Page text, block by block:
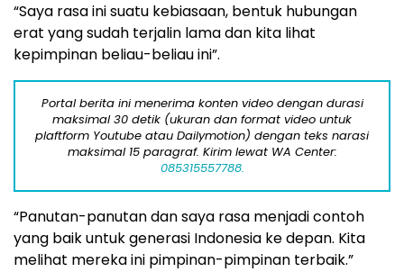
“Saya rasa ini suatu kebiasaan, bentuk hubungan
erat yang sudah terjalin lama dan kita lihat
kepimpinan beliau-beliau ini”.
Portal berita ini menerima konten video dengan durasi
maksimal 30 detik (ukuran dan format video untuk
plaftform Youtube atau Dailymotion) dengan teks narasi
maksimal 15 paragraf. Kirim lewat WA Center:
085315557788.
“Panutan-panutan dan saya rasa menjadi contoh
yang baik untuk generasi Indonesia ke depan. Kita
melihat mereka ini pimpinan-pimpinan terbaik.”